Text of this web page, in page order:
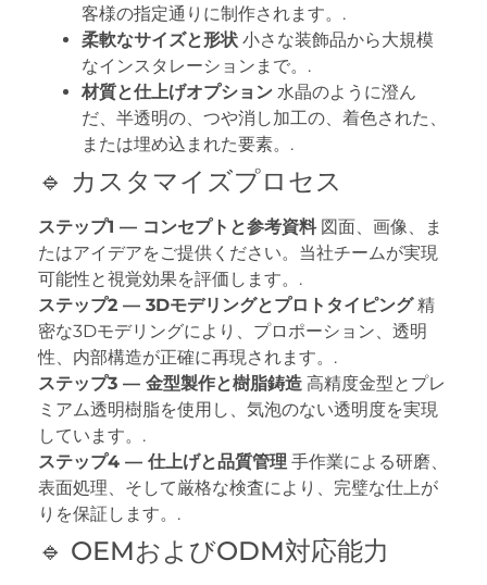
客様の指定通りに制作されます。.
柔軟なサイズと形状 小さな装飾品から大規模
なインスタレーションまで。.
材質と仕上げオプション 水晶のように澄ん
だ、半透明の、つや消し加工の、着色された、
または埋め込まれた要素。.
🔹 カスタマイズプロセス
ステップ1 — コンセプトと参考資料図面、画像、ま
たはアイデアをご提供ください。当社チームが実現
可能性と視覚効果を評価します。.
ステップ2 — 3Dモデリングとプロトタイピング精
密な3Dモデリングにより、プロポーション、透明
性、内部構造が正確に再現されます。.
ステップ3 — 金型製作と樹脂鋳造 高精度金型とプレ
ミアム透明樹脂を使用し、気泡のない透明度を実現
しています。.
ステップ4 — 仕上げと品質管理 手作業による研磨、
表面処理、そして厳格な検査により、完璧な仕上が
りを保証します。.
🔹 OEMおよびODM対応能力